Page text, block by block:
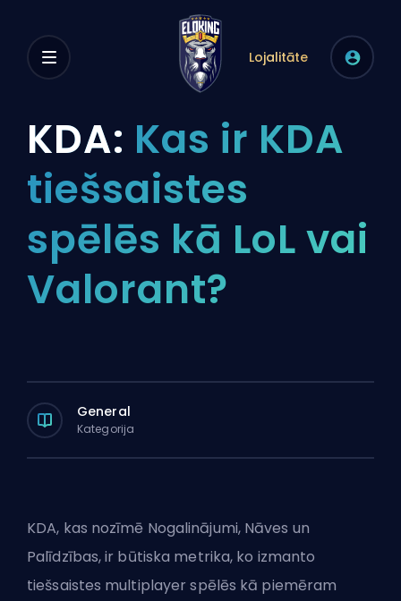
Lojalitāte
KDA: Kas ir KDA
tiešsaistes
spēlēs kā LoL vai
Valorant?
General
Kategorija
KDA, kas nozīmē Nogalinājumi, Nāves un
Palīdzības, ir būtiska metrika, ko izmanto
tiešsaistes multiplayer spēlēs kā piemēram